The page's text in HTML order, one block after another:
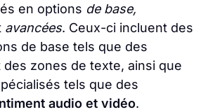
en options de base,
avancées. Ceux-ci incluent des
de base tels que des
zones de texte, ainsi que
tels que des
audio et vidéo.